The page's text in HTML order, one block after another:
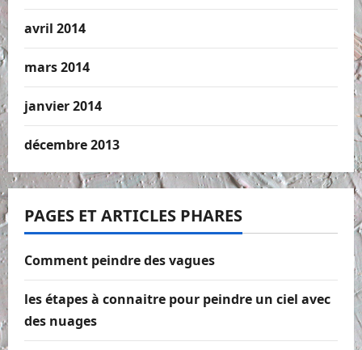
avril 2014
mars 2014
janvier 2014
décembre 2013
PAGES ET ARTICLES PHARES
Comment peindre des vagues
les étapes à connaitre pour peindre un ciel avec
des nuages